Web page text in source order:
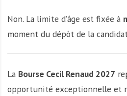
Non. La limite d’âge est fixée à
moment du dépôt de la
La Bourse Cecil Renaud 2027
opportunité exceptionnelle et